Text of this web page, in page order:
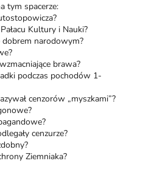
tym spacerze:
Kultury i Nauki?
dobrem narodowym?
brawa?
podczas pochodów 1-
cenzorów „myszkami”?
cenzurze?
Ziemniaka?